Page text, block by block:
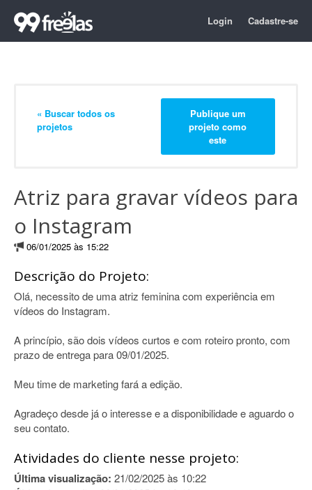
Login Cadastre-se
« Buscar todos os
projetos
Publique um
projeto como
este
Atriz para gravar vídeos para
o Instagram
06/01/2025 às 15:22
Descrição do Projeto:
Olá, necessito de uma atriz feminina com experiência em
vídeos do Instagram.
A princípio, são dois vídeos curtos e com roteiro pronto, com
prazo de entrega para 09/01/2025.
Meu time de marketing fará a edição.
Agradeço desde já o interesse e a disponibilidade e aguardo o
seu contato.
Atividades do cliente nesse projeto:
Última visualização: 21/02/2025 às 10:22